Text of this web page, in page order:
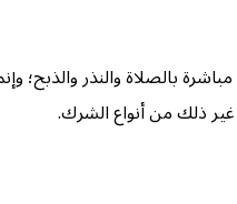
بالصلاة والنذر والذبح؛
غير ذلك من أنواع الشرك.